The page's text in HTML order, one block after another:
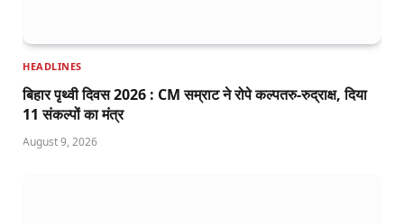
HEADLINES
बिहार पृथ्वी दिवस 2026 : CM सम्राट ने रोपे कल्पतरु-रुद्राक्ष, दिया
11 संकल्पों का मंत्र
August 9, 2026